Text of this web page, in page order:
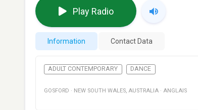
Play Radio
Information Contact Data
ADULT CONTEMPORARY DANCE
GOSFORD · NEW SOUTH WALES, AUSTRALIA · ANGLAIS